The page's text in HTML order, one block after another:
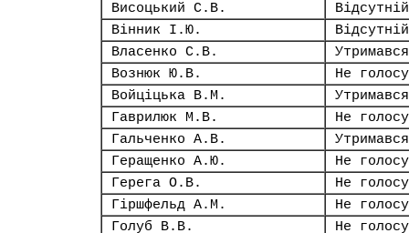
Висоцький С.В.
Відсутній
Вінник І.Ю.
Відсутній
Власенко С.В.
Утримався
Вознюк Ю.В.
Не
Войціцька В.М.
Утримався
Гаврилюк М.В.
Не
Гальченко А.В.
Утримався
Геращенко А.Ю.
Не
Герега О.В.
Не
Гіршфельд А.М.
Не
Голуб В.В.
Не